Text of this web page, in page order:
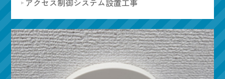
アクセス制御システム設置工事